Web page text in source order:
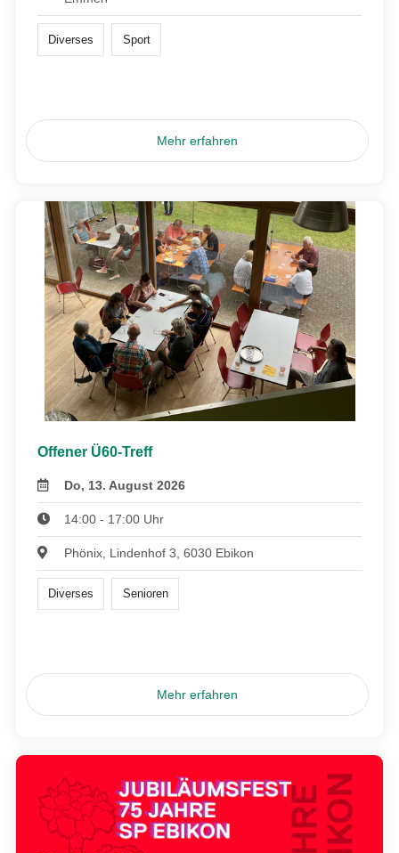
Diverses Sport
Mehr erfahren
Offener Ü60-Treff
Do, 13. August 2026
14:00 - 17:00 Uhr
Phönix, Lindenhof 3, 6030 Ebikon
Diverses Senioren
Mehr erfahren